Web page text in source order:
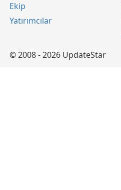
Ekip
Yatırımcılar
© 2008 - 2026 UpdateStar